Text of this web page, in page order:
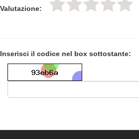
Valutazione:
Inserisci il codice nel box sottostante: